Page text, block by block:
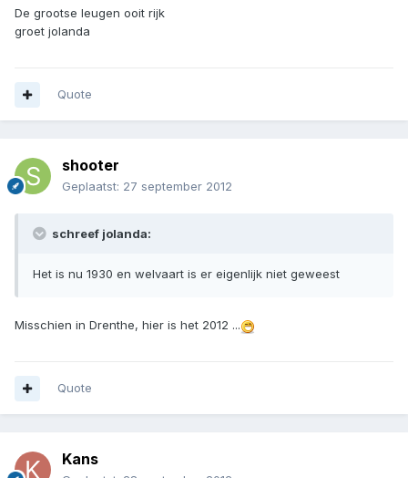
De grootse leugen ooit rijk
groet jolanda
Quote
shooter
Geplaatst: 27 september 2012
schreef jolanda:
Het is nu 1930 en welvaart is er eigenlijk niet geweest
Misschien in Drenthe, hier is het 2012 ...
Quote
Kans